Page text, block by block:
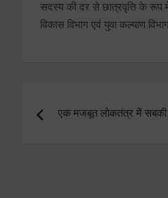
सदस्य की दर से छात्रवृत्ति के रूप में
विकास विभाग एवं युवा कल्याण
navigation
एक मजबूत लोकतंत्र में सबकी